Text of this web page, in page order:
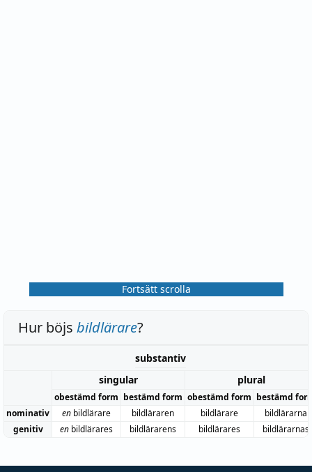
Fortsätt scrolla
Hur böjs bildlärare?
substantiv
singular
plural
obestämd form bestämd form obestämd form bestämd
nominativ
en bildlärare bildläraren bildlärare
bildlärarna
genitiv
en bildlärares bildlärarens bildlärares bildlärarnas